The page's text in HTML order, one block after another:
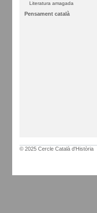
Literatura amagada
Pensament català
© 2025 Cercle Català d'Història